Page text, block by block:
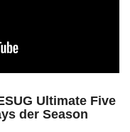
Ultimate Five
der Season